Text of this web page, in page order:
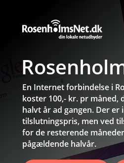
En Internet forbindelse i
koster 100,- kr. pr måned,
halvt år ad gangen. Der er
tilslutningspris, men ved
for de resterende
pågældende halvår.